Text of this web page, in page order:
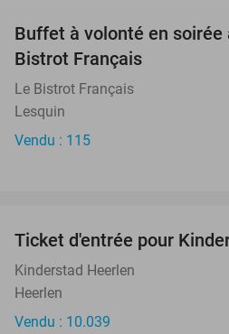
Buffet à volonté en soirée
Bistrot Français
Le Bistrot Français
Lesquin
Vendu : 115
Ticket d'entrée pour
Kinderstad Heerlen
Heerlen
Vendu : 10.039